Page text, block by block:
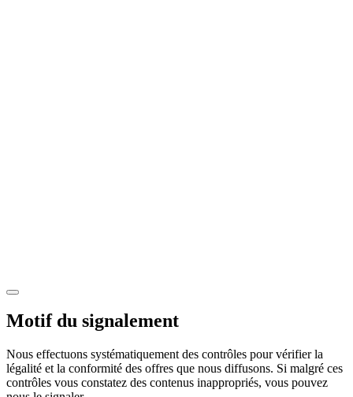
Motif du signalement
Nous effectuons systématiquement des contrôles pour vérifier la
légalité et la conformité des offres que nous diffusons. Si malgré ces
contrôles vous constatez des contenus inappropriés, vous pouvez